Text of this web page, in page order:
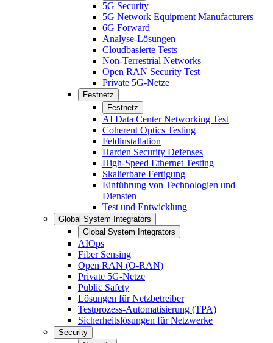
5G Security
5G Network Equipment Manufacturers
6G Forward
Analyse-Lösungen
Cloudbasierte Tests
Non-Terrestrial Networks
Open RAN Security Test
Private 5G-Netze
Festnetz
Festnetz
AI Data Center Networking Test
Coherent Optics Testing
Feldinstallation
Harden Security Defenses
High-Speed Ethernet Testing
Skalierbare Fertigung
Einführung von Technologien und
Diensten
Test und Entwicklung
Global System Integrators
Global System Integrators
AIOps
Fiber Sensing
Open RAN (O-RAN)
Private 5G-Netze
Public Safety
Lösungen für Netzbetreiber
Testprozess-Automatisierung (TPA)
Sicherheitslösungen für Netzwerke
Security